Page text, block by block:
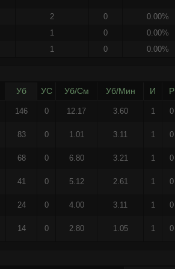
2 0 0.00%
1 0 0.00%
1 0 0.00%
Уб УС Уб/См Уб/Мин И Р
146 0 12.17 3.60 1 0
83 0 1.01 3.11 1 0
68 0 6.80 3.21 1 0
41 0 5.12 2.61 1 0
24 0 4.00 3.11 1 0
14 0 2.80 1.05 1 0